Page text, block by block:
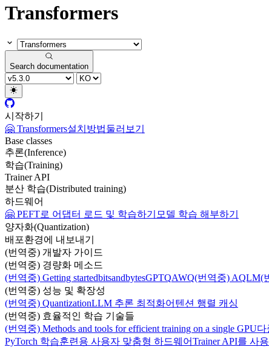
Transformers
Search documentation
시작하기
🤗 Transformers설치방법둘러보기
Base classes
추론(Inference)
학습(Training)
Trainer API
분산 학습(Distributed training)
하드웨어
🤗 PEFT로 어댑터 로드 및 학습하기 모델 학습 해부하기
양자화(Quantization)
배포환경에 내보내기
(번역중) 개발자 가이드
(번역중) 경량화 메소드
(번역중) Getting startedbitsandbytesGPTQAWQ(번역중) AQLM(
(번역중) 성능 및 확장성
(번역중) QuantizationLLM 추론 최적화어텐션 행렬 캐싱
(번역중) 효율적인 학습 기술들
(번역중) Methods and tools for efficient training on a single GPU다
PyTorch 학습훈련용 사용자 맞춤형 하드웨어Trainer API를 사